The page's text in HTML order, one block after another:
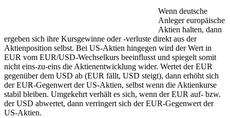
Wenn deutsche
Anleger europäische
Aktien halten, dann
ergeben sich ihre Kursgewinne oder -verluste direkt aus der
Aktienposition selbst. Bei US-Aktien hingegen wird der Wert in
EUR vom EUR/USD-Wechselkurs beeinflusst und spiegelt somit
nicht eins-zu-eins die Aktienentwicklung wider. Wertet der EUR
gegenüber dem USD ab (EUR fällt, USD steigt), dann erhöht sich
der EUR-Gegenwert der US-Aktien, selbst wenn die Aktienkurse
stabil bleiben. Umgekehrt verhält es sich, wenn der EUR auf- bzw.
der USD abwertet, dann verringert sich der EUR-Gegenwert der
US-Aktien.